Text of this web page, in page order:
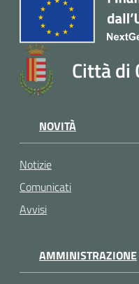
Città di
NOVITÀ
Notizie
Comunicati
Avvisi
AMMINISTRAZIONE